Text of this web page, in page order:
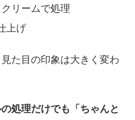
リームで処理
上げ
た目の印象は大きく変わ
処理だけでも「ちゃんと